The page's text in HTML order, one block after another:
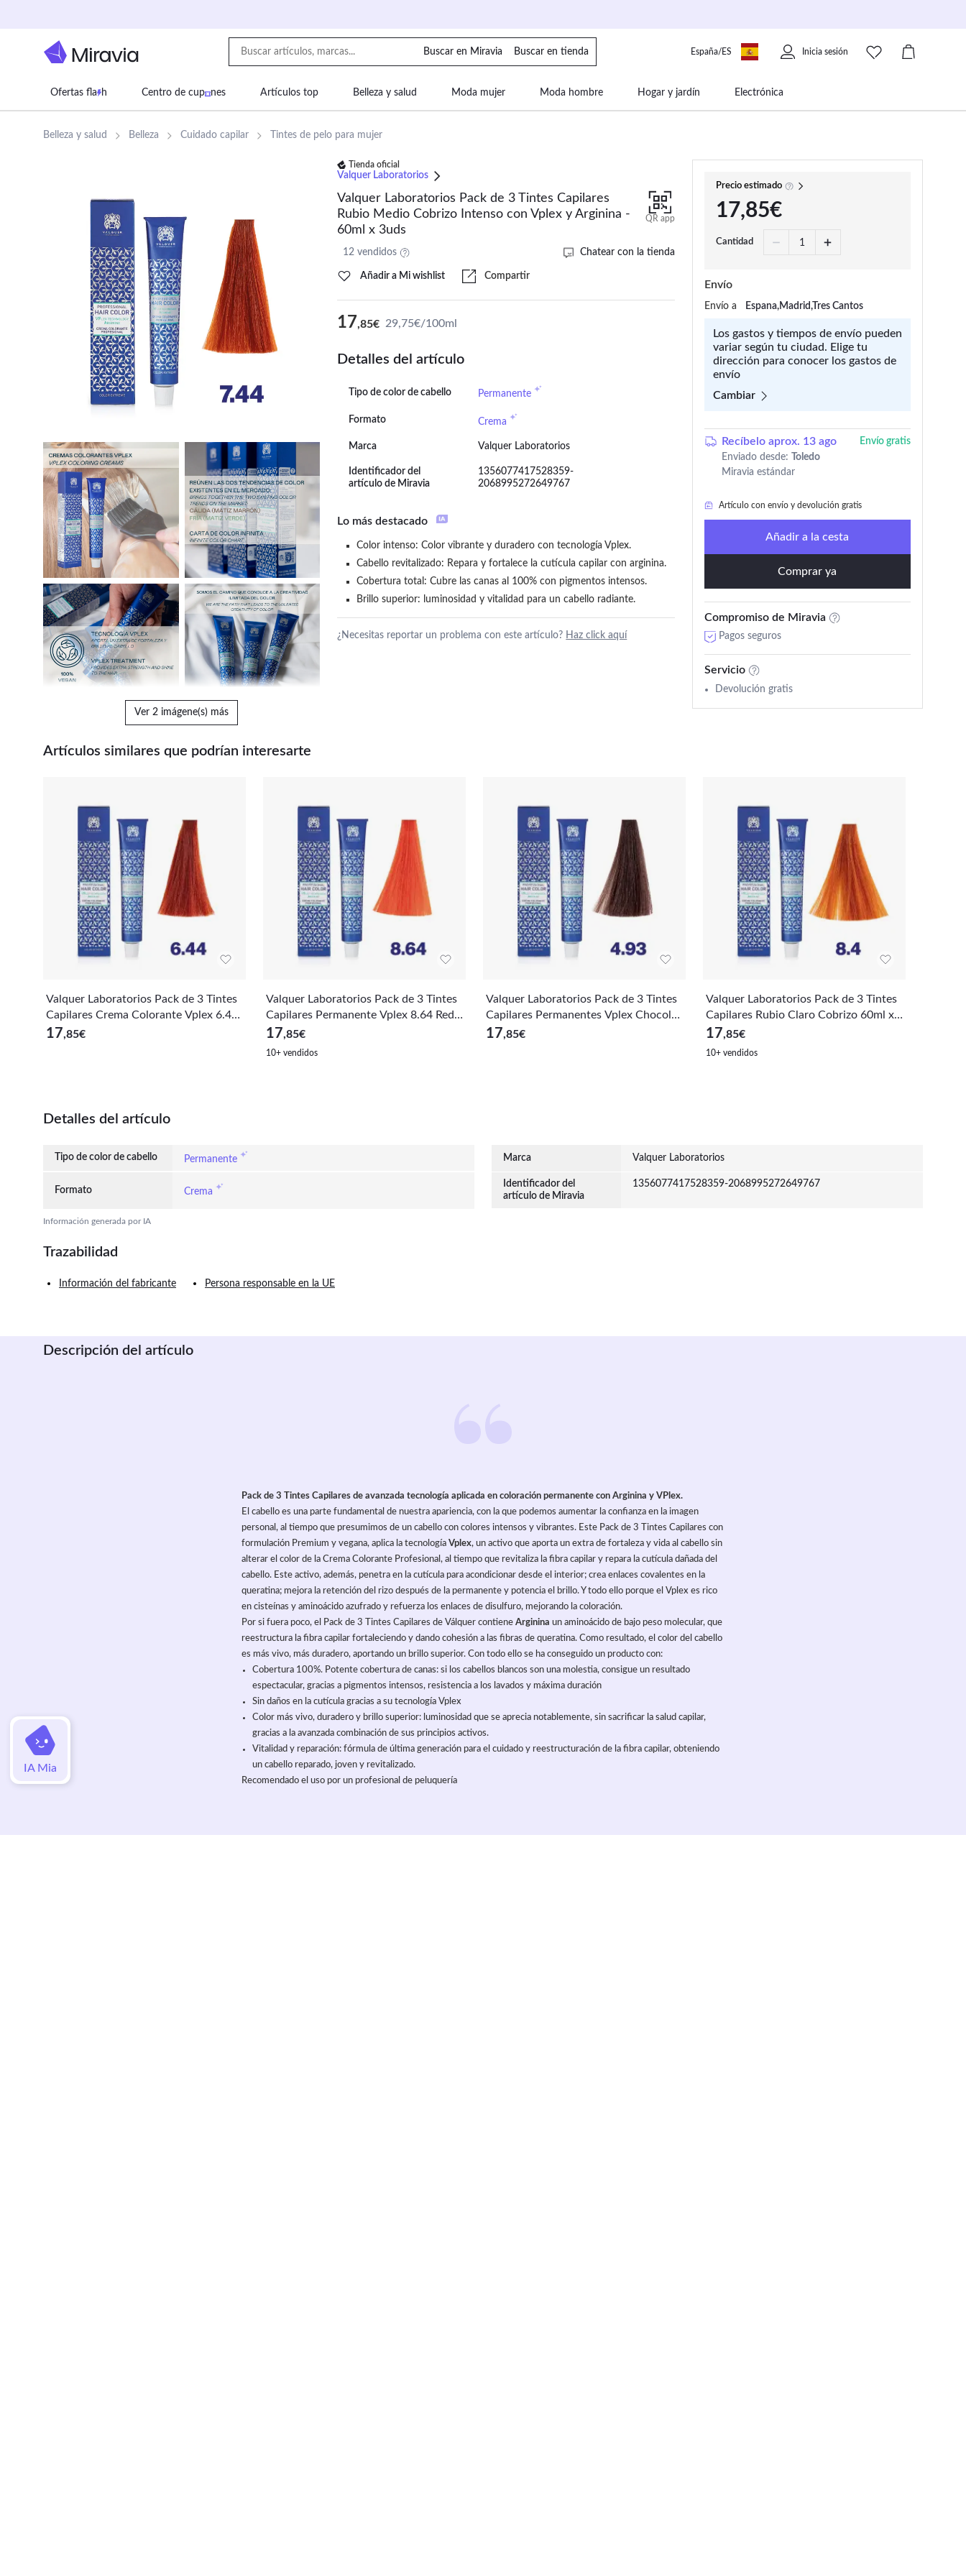
Buscar en Miravia Buscar en tienda España/ES Inicia sesión
Ofertas fla h Centro de cup nes Artículos top Belleza y salud Moda mujer Moda hombre Hogar y jardín Electrónica
Supermercado Juguetes Deportes Equipaje
Belleza y salud Belleza Cuidado capilar Tintes de pelo para mujer
IA Mia
Ver 2 imágene(s) más
Tienda oficial
Valquer Laboratorios
Valquer Laboratorios Pack de 3 Tintes Capilares
Rubio Medio Cobrizo Intenso con Vplex y Arginina -
60ml x 3uds
QR app
12 vendidos Chatear con la tienda
Añadir a Mi wishlist Compartir
17,85€ 29,75€/100ml
Detalles del artículo
Tipo de color de cabello Permanente
Formato Crema
Marca Valquer Laboratorios
Identificador del
artículo de Miravia
1356077417528359-
2068995272649767
Lo más destacado
Color intenso: Color vibrante y duradero con tecnología Vplex.
Cabello revitalizado: Repara y fortalece la cutícula capilar con arginina.
Cobertura total: Cubre las canas al 100% con pigmentos intensos.
Brillo superior: luminosidad y vitalidad para un cabello radiante.
¿Necesitas reportar un problema con este artículo? Haz click aquí
Precio estimado
17,85€
Cantidad
Envío
Envío a Espana,Madrid,Tres Cantos
Los gastos y tiempos de envío pueden
variar según tu ciudad. Elige tu
dirección para conocer los gastos de
envío
Cambiar
Recíbelo aprox. 13 ago
Envío gratis
Enviado desde:
Toledo
Miravia estándar
Artículo con envío y devolución gratis
Añadir a la cesta
Comprar ya
Compromiso de Miravia
Pagos seguros
Servicio
Devolución gratis
Artículos similares que podrían interesarte
Valquer Laboratorios Pack de 3 Tintes
Capilares Crema Colorante Vplex 6.44
Rubio Oscuro Cobrizo Intenso 60ml x
17,85€
Valquer Laboratorios Pack de 3 Tintes
Capilares Permanente Vplex 8.64 Red
Sunrise - 60ml x 3udsx3uds
17,85€
10+ vendidos
Valquer Laboratorios Pack de 3 Tintes
Capilares Permanentes Vplex Chocolat
e Intenso 60ml x 3uds
17,85€
Valquer Laboratorios Pack de 3 Tintes
Capilares Rubio Claro Cobrizo 60ml x
3uds
17,85€
10+ vendidos
Detalles del artículo
Tipo de color de cabello Permanente Marca Valquer Laboratorios
Formato Crema
Identificador del
artículo de Miravia
1356077417528359-2068995272649767
Información generada por IA
Trazabilidad
Información del fabricante Persona responsable en la UE
Descripción del artículo
Pack de 3 Tintes Capilares de avanzada tecnología aplicada en coloración permanente con Arginina y VPlex.
El cabello es una parte fundamental de nuestra apariencia, con la que podemos aumentar la confianza en la imagen
personal, al tiempo que presumimos de un cabello con colores intensos y vibrantes. Este Pack de 3 Tintes Capilares con
formulación Premium y vegana, aplica la tecnología Vplex, un activo que aporta un extra de fortaleza y vida al cabello sin
alterar el color de la Crema Colorante Profesional, al tiempo que revitaliza la fibra capilar y repara la cutícula dañada del
cabello. Este activo, además, penetra en la cutícula para acondicionar desde el interior; crea enlaces covalentes en la
queratina; mejora la retención del rizo después de la permanente y potencia el brillo. Y todo ello porque el Vplex es rico
en cisteínas y aminoácido azufrado y refuerza los enlaces de disulfuro, mejorando la coloración.
Por si fuera poco, el Pack de 3 Tintes Capilares de Válquer contiene Arginina un aminoácido de bajo peso molecular, que
reestructura la fibra capilar fortaleciendo y dando cohesión a las fibras de queratina. Como resultado, el color del cabello
es más vivo, más duradero, aportando un brillo superior. Con todo ello se ha conseguido un producto con:
Cobertura 100%. Potente cobertura de canas: si los cabellos blancos son una molestia, consigue un resultado
espectacular, gracias a pigmentos intensos, resistencia a los lavados y máxima duración
Sin daños en la cutícula gracias a su tecnología Vplex
Color más vivo, duradero y brillo superior: luminosidad que se aprecia notablemente, sin sacrificar la salud capilar,
gracias a la avanzada combinación de sus principios activos.
Vitalidad y reparación: fórmula de última generación para el cuidado y reestructuración de la fibra capilar, obteniendo
un cabello reparado, joven y revitalizado.
Recomendado el uso por un profesional de peluquería